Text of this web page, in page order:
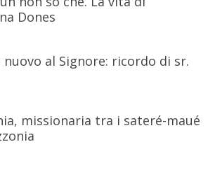
Dones
nuovo al Signore: ricordo di sr.
missionaria tra i sateré-maué